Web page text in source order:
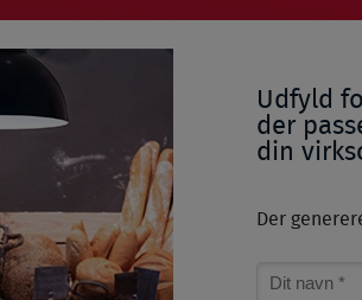
Udfyld
der
din
Der
Name